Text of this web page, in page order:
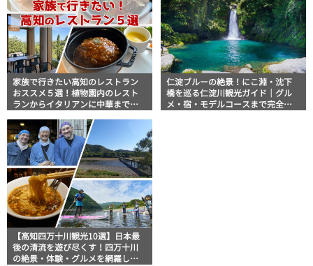
家族で行きたい高知のレストラン
おススメ５選！植物園内のレスト
ランからイタリアンに中華まで楽
仁淀ブルーの絶景！にこ淵・沈下
橋を巡る仁淀川観光ガイド｜グル
メ・宿・モデルコースまで完全網
【高知四万十川観光10選】日本最
後の清流を遊び尽くす！四万十川
の絶景・体験・グルメを網羅した